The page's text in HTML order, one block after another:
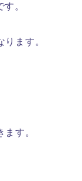
。
ます。
す。